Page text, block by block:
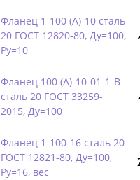
Фланец 1-100 (А)-10 сталь
20 ГОСТ 12820-80, Ду=100,
Ру=10
Фланец 100 (А)-10-01-1-B-
сталь 20 ГОСТ 33259-
2015, Ду=100
Фланец 1-100-16 сталь 20
ГОСТ 12821-80, Ду=100,
Ру=16, вес